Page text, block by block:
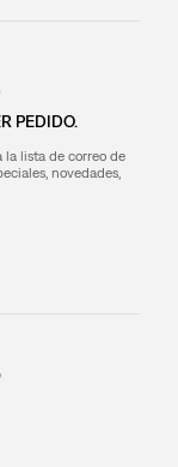
PEDIDO.
la lista de correo de
novedades,